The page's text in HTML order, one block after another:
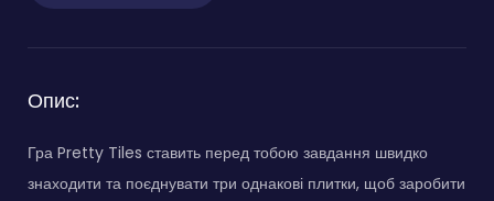
Опис:
Гра Pretty Tiles ставить перед тобою завдання швидко
знаходити та поєднувати три однакові плитки, щоб заробити